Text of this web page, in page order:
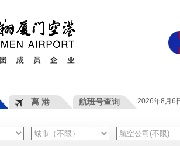
离 港 航班号查询 2026年8月6